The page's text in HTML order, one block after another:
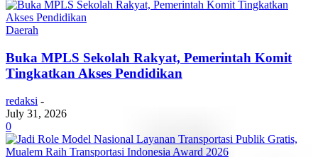
Daerah
Buka MPLS Sekolah Rakyat, Pemerintah Komit
Tingkatkan Akses Pendidikan
redaksi -
July 31, 2026
0